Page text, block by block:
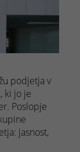
podjetja v
ki jo je
Poslopje
jasnost,